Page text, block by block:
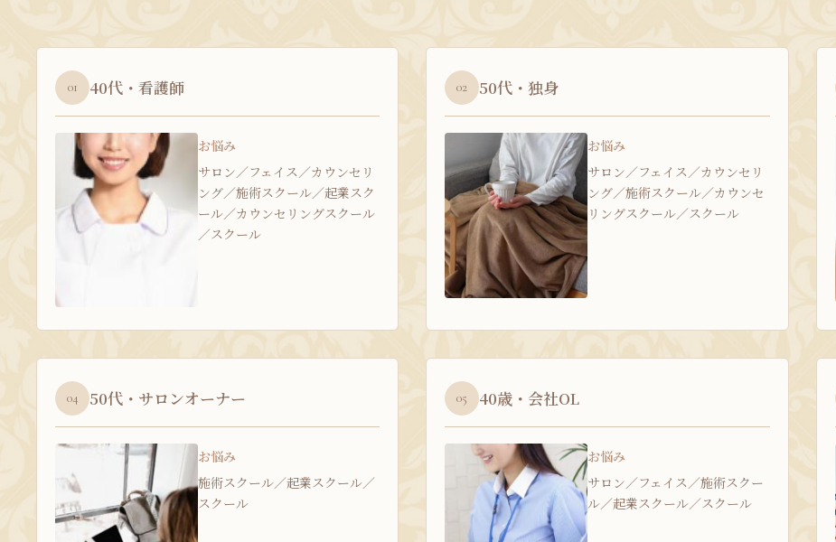
01 40代・看護師
お悩み
サロン／フェイス／カウンセリ
ング／施術スクール／起業スク
ール／カウンセリングスクール
／スクール
02 50代・独身
お悩み
サロン／フェイス／カウンセリ
ング／施術スクール／カウンセ
リングスクール／スクール
04 50代・サロンオーナー
お悩み
施術スクール／起業スクール／
スクール
05 40歳・会社OL
お悩み
サロン／フェイス／施術スクー
ル／起業スクール／スクール